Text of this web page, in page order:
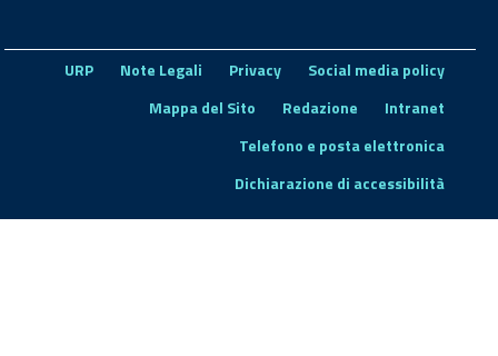
URP Note Legali Privacy
Social media policy
Mappa del Sito
Redazione
Intranet
Telefono e posta elettronica
Dichiarazione di accessibilità